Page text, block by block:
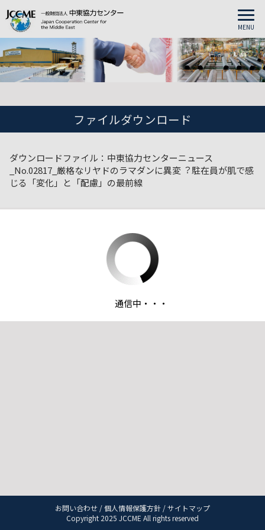
MENU
ファイルダウンロード
ダウンロードファイル：中東協力センターニュース
_No.02817_厳格なリヤドのラマダンに異変︖ 駐在員が肌で感
じる「変化」と「配慮」の最前線
お問い合わせ /個人情報保護方針 /サイトマップ
Copyright 2025 JCCME All rights reserved
通信中・・・